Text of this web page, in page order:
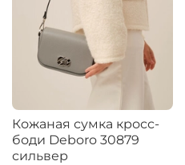
Кожаная сумка кросс-
боди Deboro 30879
сильвер